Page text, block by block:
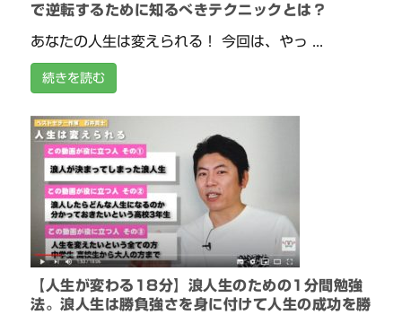
で逆転するために知るべきテクニックとは？
あなたの人生は変えられる！ 今回は、やっ ...
続きを読む
【人生が変わる18分】浪人生のための1分間勉強
法。浪人生は勝負強さを身に付けて人生の成功を勝